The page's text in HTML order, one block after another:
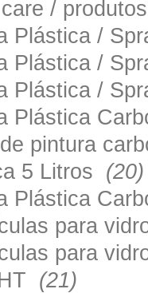
/
Plástica /
Plástica /
Plástica /
Plástica
pintura
5 Litros (20)
Plástica
para
para
(21)